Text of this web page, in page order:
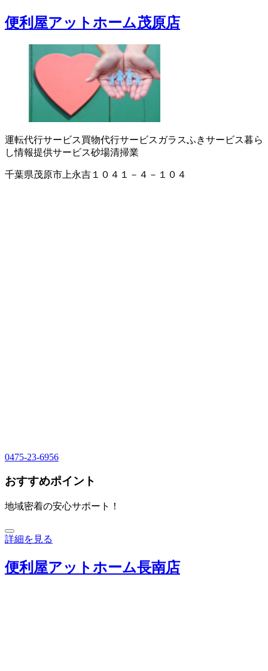
便利屋アットホーム茂原店
運転代行サービス買物代行サービス ガラスふきサービス暮ら
し情報提供サービス砂場清掃業
千葉県茂原市上永吉１０４１－４－１０４
0475-23-6956
おすすめポイント
地域密着の安心サポート！
詳細を見る
便利屋アットホーム長南店